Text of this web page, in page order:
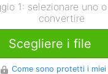
1: selezionare uno
convertire
Scegliere i file
Come sono protetti i miei